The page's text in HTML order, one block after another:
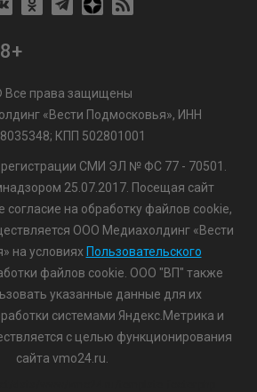
Все права защищены
«Вести Подмосковья», ИНН
КПП 502801001
СМИ ЭЛ № ФС 77 - 70501.
25.07.2017. Посещая сайт
согласие на обработку файлов cookie,
ООО Медиахолдинг «Вести
на условиях Пользовательского
файлов cookie. ООО "ВП" также
указанные данные для их
системами Яндекс.Метрика и
с целью функционирования
сайта vmo24.ru.